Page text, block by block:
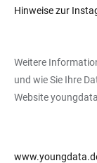
Hinweise zur
Weitere
und wie Sie Ihre
Website